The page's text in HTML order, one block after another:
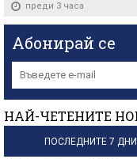
преди 3 часа
Абонирай се
НАЙ-ЧЕТЕНИТЕ
ПОСЛЕДНИТЕ 7 ДНИ